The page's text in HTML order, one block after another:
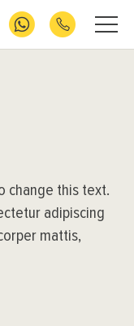
change this text.
adipiscing
mattis,